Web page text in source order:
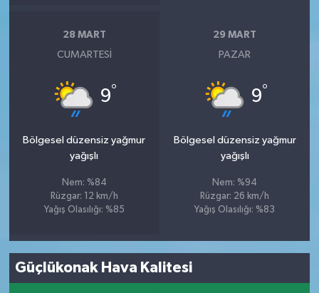
28 MART
CUMARTESI
9°
Bölgesel düzensiz yağmur
yağışlı
Nem: %84
Rüzgar: 12 km/h
Yağış Olasılığı: %85
29 MART
PAZAR
9°
Bölgesel düzensiz yağmur
yağışlı
Nem: %94
Rüzgar: 26 km/h
Yağış Olasılığı: %83
Güçlükonak Hava Kalitesi